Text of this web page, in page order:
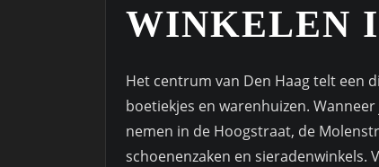
WINKELEN
Het centrum van Den Haag telt een
boetiekjes en warenhuizen.
nemen in de Hoogstraat, de
schoenenzaken en sieradenwinkels.